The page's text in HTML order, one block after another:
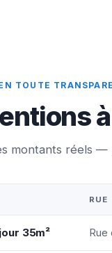
TOUTE
montants réels —
RUE
35m² Rue